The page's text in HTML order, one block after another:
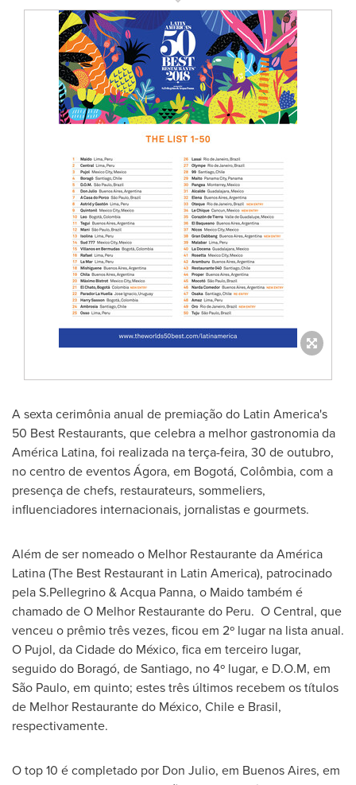
A sexta cerimônia anual de premiação do Latin America's
50 Best Restaurants, que celebra a melhor gastronomia da
América Latina, foi realizada na terça-feira, 30 de outubro,
no centro de eventos Ágora, em Bogotá, Colômbia, com a
presença de chefs, restaurateurs, sommeliers,
influenciadores internacionais, jornalistas e gourmets.
Além de ser nomeado o Melhor Restaurante da América
Latina (The Best Restaurant in Latin America), patrocinado
pela S.Pellegrino &Acqua Panna, o Maido também é
chamado de O Melhor Restaurante do Peru. O Central, que
venceu o prêmio três vezes, ficou em 2º lugar na lista anual.
O Pujol, da Cidade do México, fica em terceiro lugar,
seguido do Boragó, deSantiago, no 4º lugar, e D.O.M, em
São Paulo, em quinto; estes três últimos recebem os títulos
de Melhor Restaurante do México, Chilee Brasil,
respectivamente.
O top 10 é completado por Don Julio, em Buenos Aires, em